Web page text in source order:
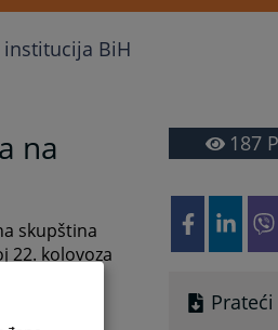
BiH
na
skupština
22. kolovoza
godine,
Bosne i
187